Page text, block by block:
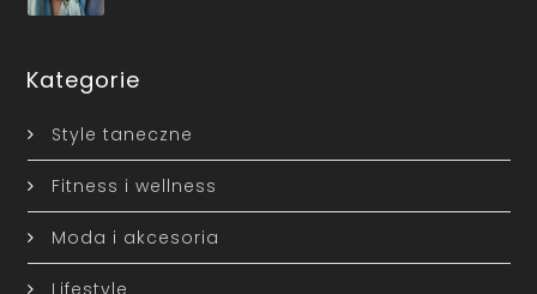
Kategorie
Style taneczne
Fitness i wellness
Moda i akcesoria